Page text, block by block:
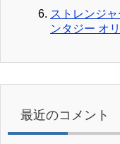
ストレンジ
ンタジー オ
最近のコメント